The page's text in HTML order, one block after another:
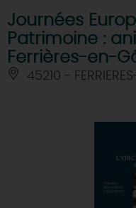
Journées
Patrimoine :
Ferrières-en-
45210 -